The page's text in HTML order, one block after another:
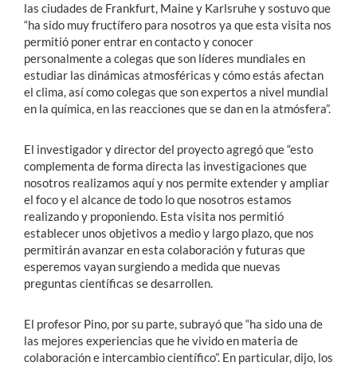
las ciudades de Frankfurt, Maine y Karlsruhe y sostuvo que
“ha sido muy fructífero para nosotros ya que esta visita nos
permitió poner entrar en contacto y conocer
personalmente a colegas que son líderes mundiales en
estudiar las dinámicas atmosféricas y cómo estás afectan
el clima, así como colegas que son expertos a nivel mundial
en la química, en las reacciones que se dan en la atmósfera”.
El investigador y director del proyecto agregó que “esto
complementa de forma directa las investigaciones que
nosotros realizamos aquí y nos permite extender y ampliar
el foco y el alcance de todo lo que nosotros estamos
realizando y proponiendo. Esta visita nos permitió
establecer unos objetivos a medio y largo plazo, que nos
permitirán avanzar en esta colaboración y futuras que
esperemos vayan surgiendo a medida que nuevas
preguntas científicas se desarrollen.
El profesor Pino, por su parte, subrayó que “ha sido una de
las mejores experiencias que he vivido en materia de
colaboración e intercambio científico”. En particular, dijo, los